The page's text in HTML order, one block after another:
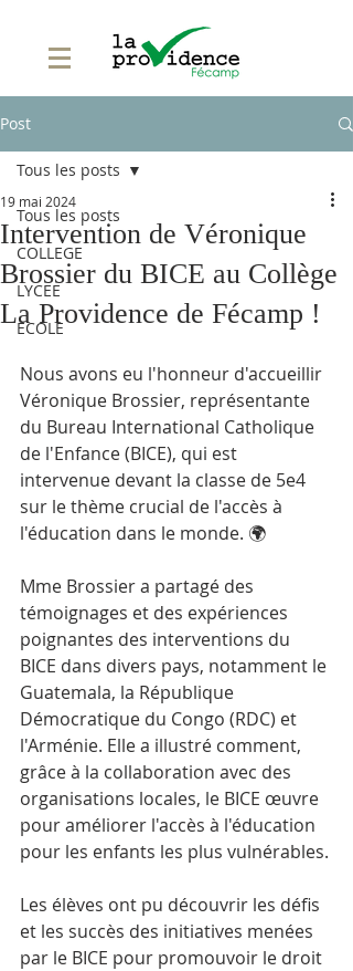
Post
Tous les posts
COLLEGE
LYCEE
ECOLE
Tous les posts
Intervention de Véronique
Brossier du BICE au Collège
La Providence de Fécamp !
19 mai 2024
Nous avons eu l'honneur d'accueillir
Véronique Brossier, représentante
du Bureau International Catholique
de l'Enfance (BICE), qui est
intervenue devant la classe de 5e4
sur le thème crucial de l'accès à
l'éducation dans le monde. 🌍
Mme Brossier a partagé des
témoignages et des expériences
poignantes des interventions du
BICE dans divers pays, notamment le
Guatemala, la République
Démocratique du Congo (RDC) et
l'Arménie. Elle a illustré comment,
grâce à la collaboration avec des
organisations locales, le BICE œuvre
pour améliorer l'accès à l'éducation
pour les enfants les plus vulnérables.
Les élèves ont pu découvrir les défis
et les succès des initiatives menées
par le BICE pour promouvoir le droit